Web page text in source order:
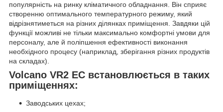
популярність на ринку кліматичного обладнання. Він сприяє
створенню оптимального температурного режиму, який
відрізнятиметься на різних ділянках приміщення. Завдяки цій
функції можливі не тільки максимально комфортні умови для
персоналу, але й поліпшення ефективності виконання
необхідного процесу (наприклад, зберігання різних продуктів
на складах).
Volcano VR2 EC встановлюється в таких
приміщеннях:
Заводських цехах;